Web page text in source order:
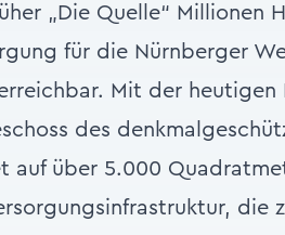
„Die Quelle“
für die Nürnberger
Mit der heutigen
des
auf über 5.000
die